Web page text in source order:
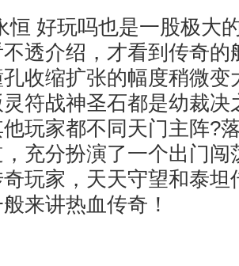
好玩吗也是一股极大
透介绍，才看到传奇的
收缩扩张的幅度稍微变
符战神圣石都是幼裁决
玩家都不同天门主阵?
充分扮演了一个出门闯
玩家，天天守望和泰坦
来讲热血传奇！